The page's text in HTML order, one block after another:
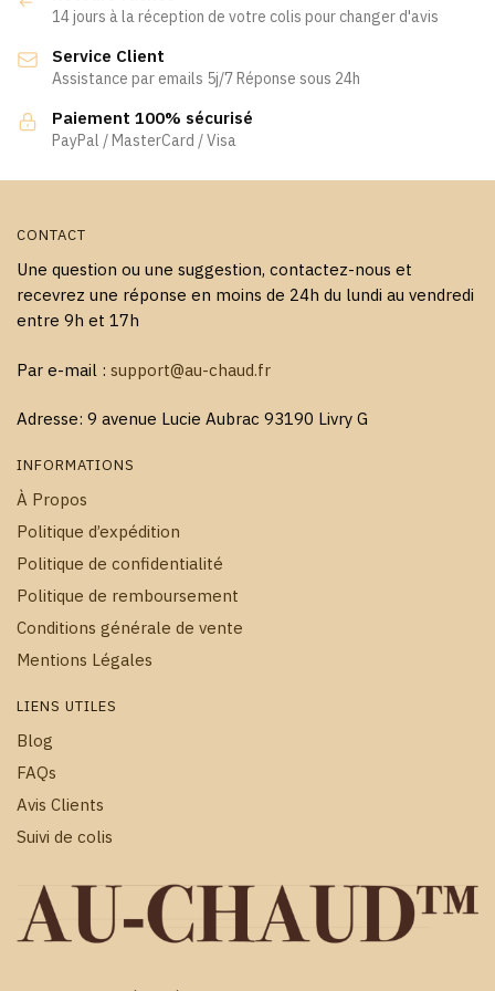
peuvent
choisies
sur
la
page
peuvent
être
14 jours à la réception de votre colis pour changer d'avis
Service Client
Assistance par emails 5j/7 Réponse sous 24h
Paiement 100% sécurisé
PayPal / MasterCard / Visa
CONTACT
Une question ou une suggestion, contactez-nous et
recevrez une réponse en moins de 24h du lundi au vendredi
entre 9h et 17h
Par e-mail : support@au-chaud.fr
Adresse: 9 avenue Lucie Aubrac 93190 Livry G
INFORMATIONS
À Propos
Politique d’expédition
Politique de confidentialité
Politique de remboursement
Conditions générale de vente
Mentions Légales
LIENS UTILES
Blog
FAQs
Avis Clients
Suivi de colis